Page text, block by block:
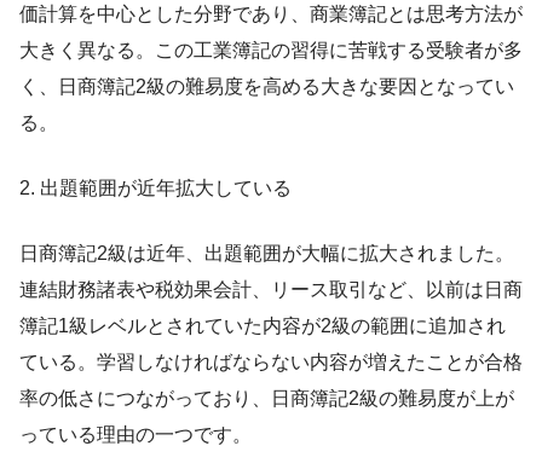
価計算を中心とした分野であり、商業簿記とは思考方法が
大きく異なる。この工業簿記の習得に苦戦する受験者が多
く、日商簿記2級の難易度を高める大きな要因となってい
る。
2. 出題範囲が近年拡大している
日商簿記2級は近年、出題範囲が大幅に拡大されました。
連結財務諸表や税効果会計、リース取引など、以前は日商
簿記1級レベルとされていた内容が2級の範囲に追加され
ている。学習しなければならない内容が増えたことが合格
率の低さにつながっており、日商簿記2級の難易度が上が
っている理由の一つです。